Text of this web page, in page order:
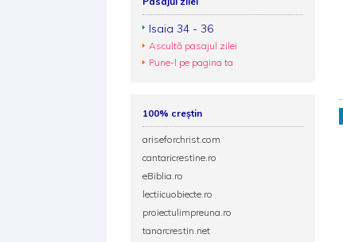
Isaia 34 - 36
Ascultă pasajul zilei
Pune-l pe pagina ta
100% creștin
ariseforchrist.com
cantaricrestine.ro
eBiblia.ro
lectiicuobiecte.ro
proiectulimpreuna.ro
tanarcrestin.net